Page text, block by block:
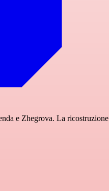
e Zhegrova. La ricostruzione